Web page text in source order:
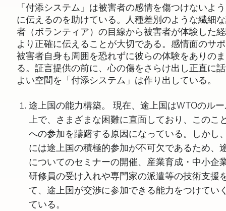
「付添システム」は被害者の感情を傷つけないよ
に伝えるのを助けている。人種差別のような繊細
者（ボランティア）の目線から被害者が体験した
より正確に伝えることが大切である。感情面のサ
被害者自身も周囲を恐れずに彼らの体験をありの
る。証言提供の前に、心の傷をさらけ出し正直に
よい空間を「付添システム」は作り出している。
途上国の能力構築。 現在、途上国はWTOのル
上で、さまざまな困難に直面しており、このこ
への参加を躊躇する原因になっている。しかし
には途上国の積極的参加が不可欠であるため、
についてのセミナーの開催、産業育成・中小企
研修員の受け入れや専門家の派遣等の技術支援
て、途上国が交渉に参加できる能力をつけてい
ている。